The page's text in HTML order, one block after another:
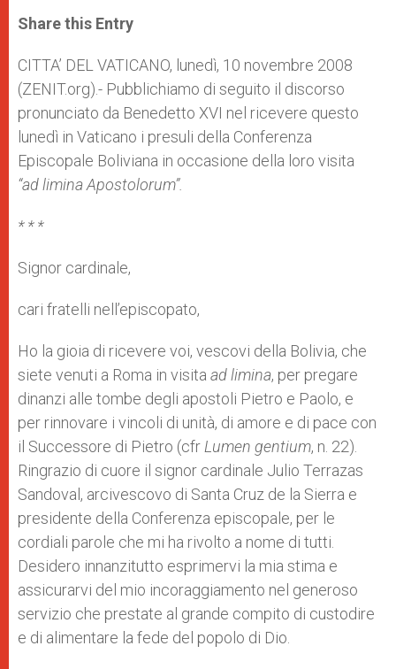
t
s
p
p
s
e
g
e
r
e
b
o
k
r
Share this Entry
CITTA’ DEL VATICANO, lunedì, 10 novembre 2008
(ZENIT.org).- Pubblichiamo di seguito il discorso
pronunciato da Benedetto XVI nel ricevere questo
lunedì in Vaticano i presuli della Conferenza
Episcopale Boliviana in occasione della loro visita
“ad limina Apostolorum”.
* * *
Signor cardinale,
cari fratelli nell’episcopato,
Ho la gioia di ricevere voi, vescovi della Bolivia, che
siete venuti a Roma in visita ad limina, per pregare
dinanzi alle tombe degli apostoli Pietro e Paolo, e
per rinnovare i vincoli di unità, di amore e di pace con
il Successore di Pietro (cfr Lumen gentium, n. 22).
Ringrazio di cuore il signor cardinale Julio Terrazas
Sandoval, arcivescovo di Santa Cruz de la Sierra e
presidente della Conferenza episcopale, per le
cordiali parole che mi ha rivolto a nome di tutti.
Desidero innanzitutto esprimervi la mia stima e
assicurarvi del mio incoraggiamento nel generoso
servizio che prestate al grande compito di custodire
e di alimentare la fede del popolo di Dio.